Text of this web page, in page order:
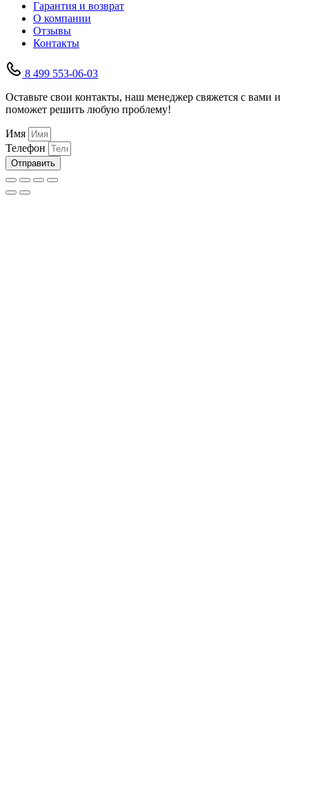
Гарантия и возврат
О компании
Отзывы
Контакты
8 499 553-06-03
Оставьте свои контакты, наш менеджер свяжется с вами и
поможет решить любую проблему!
Имя
Телефон
Отправить